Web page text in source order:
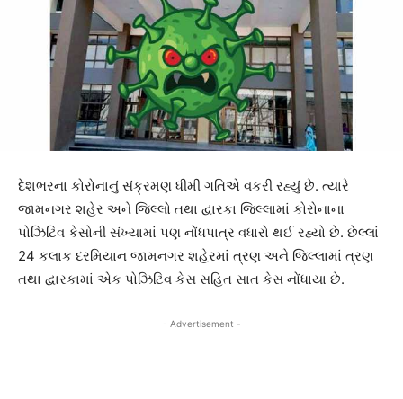
દેશભરના કોરોનાનું સંક્રમણ ધીમી ગતિએ વકરી રહ્યું છે. ત્યારે
જામનગર શહેર અને જિલ્લો તથા દ્વારકા જિલ્લામાં કોરોનાના
પોઝિટિવ કેસોની સંખ્યામાં પણ નોંધપાત્ર વધારો થઈ રહ્યો છે. છેલ્લાં
24 કલાક દરમિયાન જામનગર શહેરમાં ત્રણ અને જિલ્લામાં ત્રણ
તથા દ્વારકામાં એક પોઝિટિવ કેસ સહિત સાત કેસ નોંધાયા છે.
- Advertisement -